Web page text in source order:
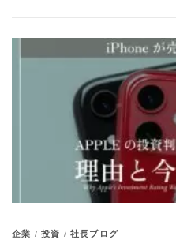
企業 /投資 /社長ブログ